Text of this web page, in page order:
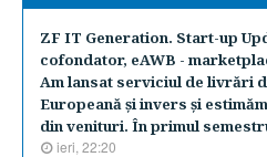
ZF IT Generation. Start-up
cofondator, eAWB -
Am lansat serviciul de livrări
Europeană şi invers şi
din venituri. În primul
ieri, 22:20